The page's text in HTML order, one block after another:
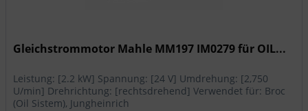
Gleichstrommotor Mahle MM197 IM0279 für OIL...
Leistung: [2.2 kW] Spannung: [24 V] Umdrehung: [2,750
U/min] Drehrichtung: [rechtsdrehend] Verwendet für: Broc
(Oil Sistem), Jungheinrich